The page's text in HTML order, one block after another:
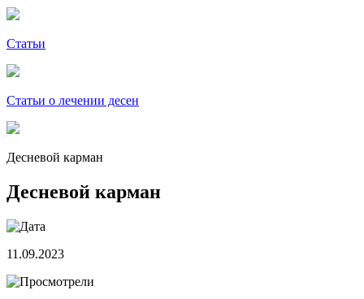
Статьи
Статьи о лечении десен
Десневой карман
Десневой карман
11.09.2023